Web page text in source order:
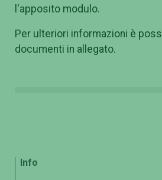
l'apposito modulo.
Per ulteriori informazioni è
documenti in allegato.
Info